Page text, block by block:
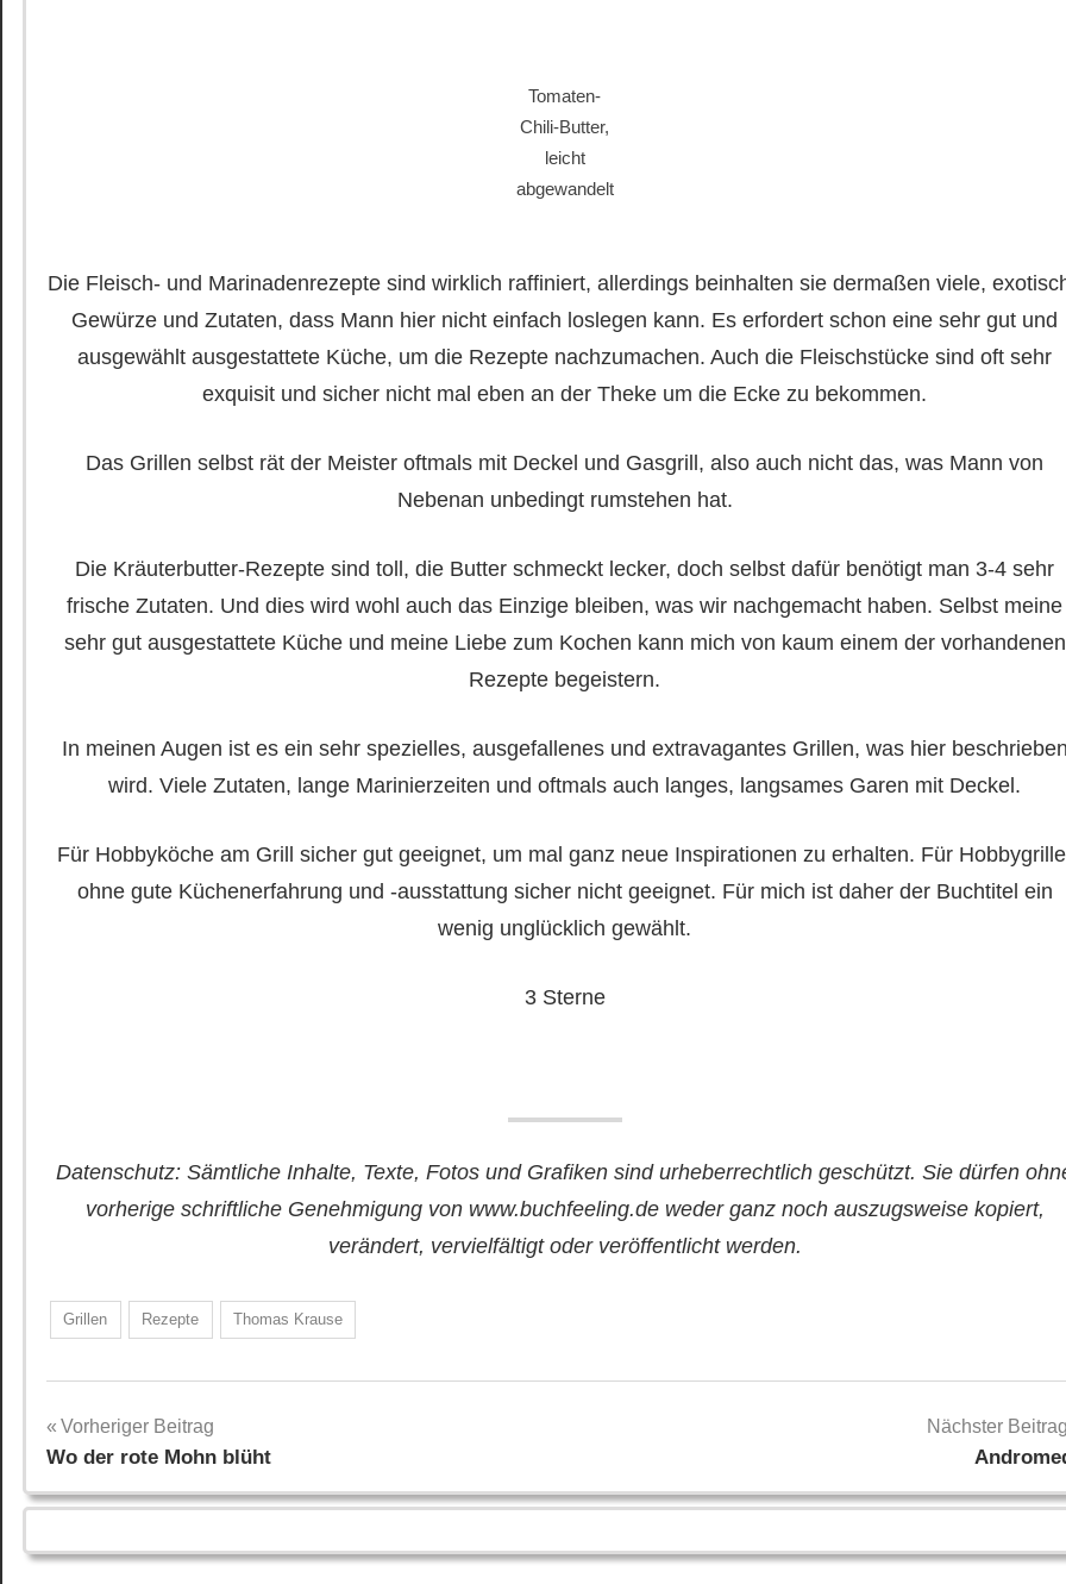
Tomaten-
Chili-Butter,
leicht
abgewandelt
Die Fleisch- und Marinadenrezepte sind wirklich raffiniert, allerdings beinhalten sie dermaßen viele,
Gewürze und Zutaten, dass Mann hier nicht einfach loslegen kann. Es erfordert schon eine sehr gut und
ausgewählt ausgestattete Küche, um die Rezepte nachzumachen. Auch die Fleischstücke sind oft sehr
exquisit und sicher nicht mal eben an der Theke um die Ecke zu bekommen.
Das Grillen selbst rät der Meister oftmals mit Deckel und Gasgrill, also auch nicht das, was Mann von
Nebenan unbedingt rumstehen hat.
Die Kräuterbutter-Rezepte sind toll, die Butter schmeckt lecker, doch selbst dafür benötigt man 3-4 sehr
frische Zutaten. Und dies wird wohl auch das Einzige bleiben, was wir nachgemacht haben. Selbst meine
sehr gut ausgestattete Küche und meine Liebe zum Kochen kann mich von kaum einem der vorhandenen
Rezepte begeistern.
In meinen Augen ist es ein sehr spezielles, ausgefallenes und extravagantes Grillen, was hier
wird. Viele Zutaten, lange Marinierzeiten und oftmals auch langes, langsames Garen mit Deckel.
Für Hobbyköche am Grill sicher gut geeignet, um mal ganz neue Inspirationen zu erhalten. Für
ohne gute Küchenerfahrung und -ausstattung sicher nicht geeignet. Für mich ist daher der Buchtitel ein
wenig unglücklich gewählt.
3 Sterne
Datenschutz: Sämtliche Inhalte, Texte, Fotos und Grafiken sind urheberrechtlich geschützt. Sie dürfen
vorherige schriftliche Genehmigung von www.buchfeeling.de weder ganz noch auszugsweise kopiert,
verändert, vervielfältigt oder veröffentlicht werden.
Grillen Rezepte Thomas Krause
Beitragsnavigation
Vorheriger Beitrag
Wo der rote Mohn blüht
Nächster